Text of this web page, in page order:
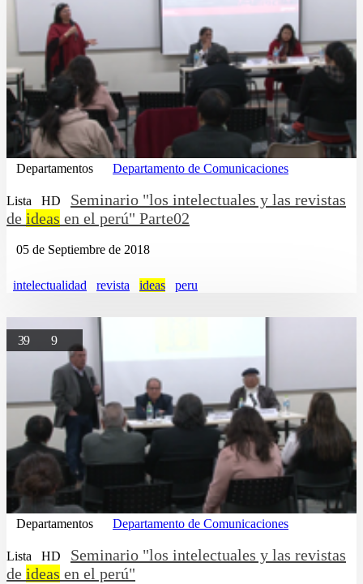
Departamentos Departamento de Comunicaciones
Lista HD
Seminario "los intelectuales y las revistas
de ideas en el perú" Parte02
05 de Septiembre de 2018
intelectualidad revista ideas peru
39 9
Departamentos Departamento de Comunicaciones
Lista HD
Seminario "los intelectuales y las revistas
de ideas en el perú"